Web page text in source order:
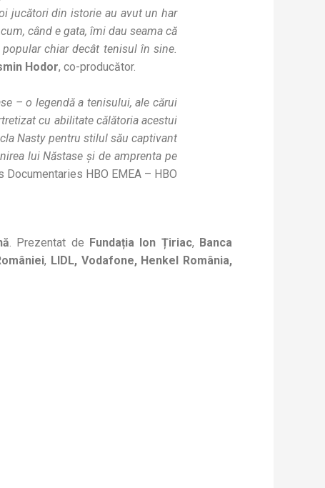
jucători din istorie au avut un har
când e gata, îmi dau seama că
chiar decât tenisul în sine.
Hodor, co-producător.
– o legendă a tenisului, ale cărui
cu abilitate călătoria acestui
Nasty pentru stilul său captivant
lui Năstase și de amprenta pe
HBO EMEA – HBO
. Prezentat de Fundația Ion Țiriac, Banca
, LIDL, Vodafone, Henkel România,